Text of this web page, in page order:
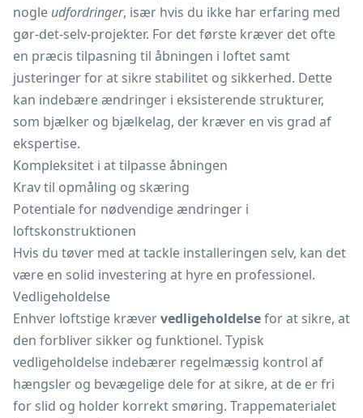
nogle udfordringer, især hvis du ikke har erfaring med
gør-det-selv-projekter. For det første kræver det ofte
en præcis tilpasning til åbningen i loftet samt
justeringer for at sikre stabilitet og sikkerhed. Dette
kan indebære ændringer i eksisterende strukturer,
som bjælker og bjælkelag, der kræver en vis grad af
ekspertise.
Kompleksitet i at tilpasse åbningen
Krav til opmåling og skæring
Potentiale for nødvendige ændringer i
loftskonstruktionen
Hvis du tøver med at tackle installeringen selv, kan det
være en solid investering at hyre en professionel.
Vedligeholdelse
Enhver loftstige krævervedligeholdelsefor at sikre, at
den forbliver sikker og funktionel. Typisk
vedligeholdelse indebærer regelmæssig kontrol af
hængsler og bevægelige dele for at sikre, at de er fri
for slid og holder korrekt smøring. Trappematerialet